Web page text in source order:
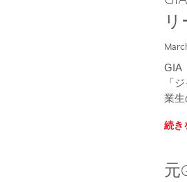
GIA
「
業生
続き
元